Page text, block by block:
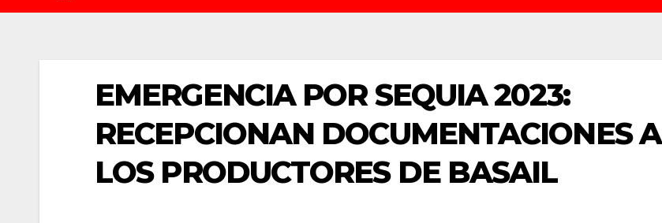
EMERGENCIA POR SEQUIA 2023:
RECEPCIONAN DOCUMENTACIONES A
LOS PRODUCTORES DE BASAIL